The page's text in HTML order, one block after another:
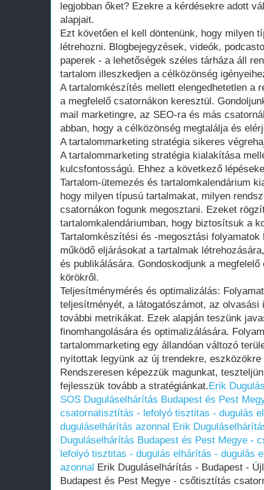
legjobban őket? Ezekre a kérdésekre adott
alapjait.
Ezt követően el kell döntenünk, hogy milyen
létrehozni. Blogbejegyzések, videók,
paperek - a lehetőségek széles tárháza áll
tartalom illeszkedjen a célközönség
A tartalomkészítés mellett elengedhetetlen a
a megfelelő csatornákon keresztül.
mail marketingre, az SEO-ra és más
abban, hogy a célközönség megtalálja és
A tartalommarketing stratégia sikeres
A tartalommarketing stratégia kialakítása
kulcsfontosságú. Ehhez a következő
Tartalom-ütemezés és tartalomkalendárium
hogy milyen típusú tartalmakat, milyen
csatornákon fogunk megosztani. Ezeket
tartalomkalendáriumban, hogy biztosítsuk a
Tartalomkészítési és -megosztási
működő eljárásokat a tartalmak
és publikálására. Gondoskodjunk a
körökről.
Teljesítménymérés és optimalizálás:
teljesítményét, a látogatószámot, az olvasási
további metrikákat. Ezek alapján teszünk
finomhangolására és optimalizálására.
tartalommarketing egy állandóan változó
nyitottak legyünk az új trendekre,
Rendszeresen képezzük magunkat,
fejlesszük tovább a stratégiánkat.Erik
SOS Duguláselhárítás Budapest és Pest
csatornatisztítás - lefolyó tisztitas - dugulás
duguláselhárítás azonnal Erik
Duguláselhárítás Budapest és Pest Megye -
lefolyó tisztitas - dugulás elhárítás - dugulás
azonnal Erik Duguláselhárítás - Budapest -
Budapest és Pest Megye - csőtisztítás